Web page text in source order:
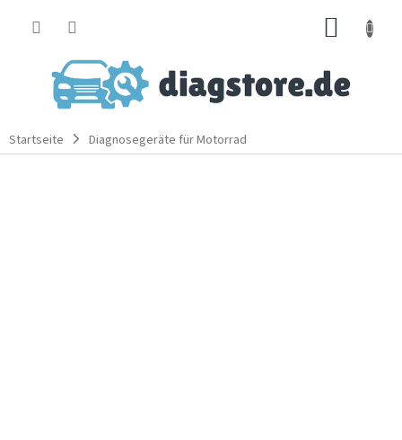
Startseite Diagnosegeräte für Motorrad